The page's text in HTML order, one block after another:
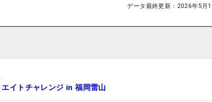
データ最終更新： 2026年5月
イトチャレンジ in 福岡雷山